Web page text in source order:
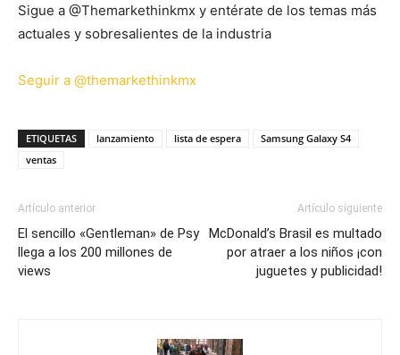
Sigue a @Themarkethinkmx y entérate de los temas más
actuales y sobresalientes de la industria
Seguir a @themarkethinkmx
ETIQUETAS lanzamiento lista de espera
Samsung Galaxy S4
ventas
Artículo anterior
El sencillo «Gentleman» de Psy
llega a los 200 millones de
views
Artículo siguiente
McDonald’s Brasil es multado
por atraer a los niños ¡con
juguetes y publicidad!